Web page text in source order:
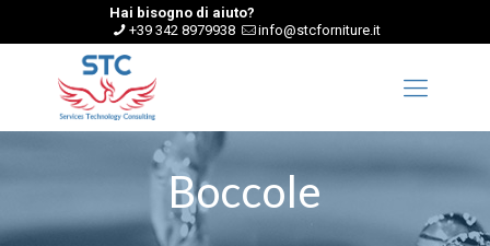
Hai bisogno di aiuto?
+39 342 8979938
info@stcforniture.it
Boccole